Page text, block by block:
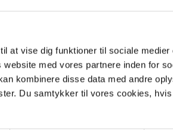
at vise dig funktioner til sociale medier
med vores partnere inden for
kombinere disse data med andre
Du samtykker til vores cookies,
natur, komfort og